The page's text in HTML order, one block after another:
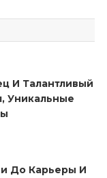
И Талантливый
Уникальные
До Карьеры И